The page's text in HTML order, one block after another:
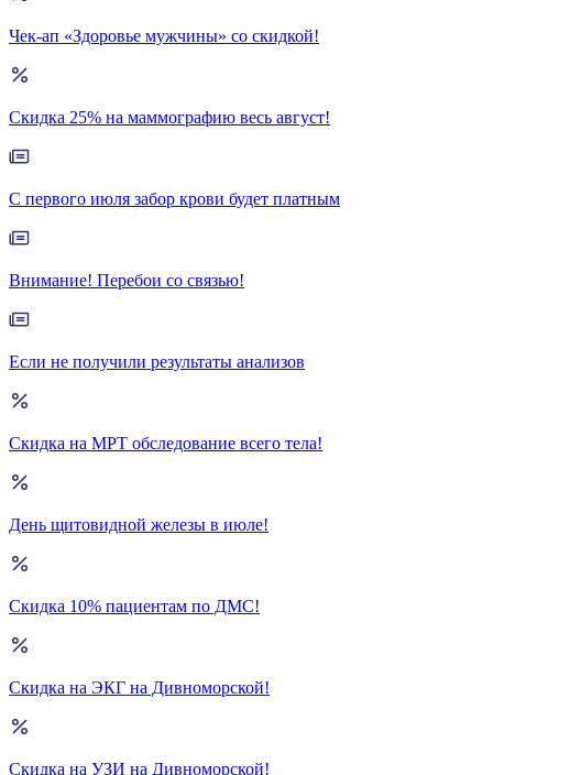
Чек-ап «Здоровье мужчины» со скидкой!
Скидка 25% на маммографию весь август!
С первого июля забор крови будет платным
Внимание! Перебои со связью!
Если не получили результаты анализов
Скидка на МРТ обследование всего тела!
День щитовидной железы в июле!
Скидка 10% пациентам по ДМС!
Скидка на ЭКГ на Дивноморской!
Скидка на УЗИ на Дивноморской!